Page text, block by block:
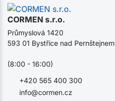
CORMEN s.r.o.
info@cormen.cz
+420 565 400 300
Průmyslová 1420
593 01 Bystřice nad Pernštejnem
(8:00 - 16:00)